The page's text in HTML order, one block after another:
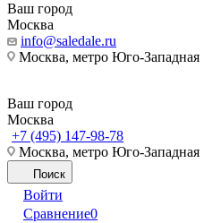
Ваш город
Москва
info@saledale.ru
Москва, метро Юго-Западная
Ваш город
Москва
+7 (495) 147-98-78
Москва, метро Юго-Западная
Поиск
Войти
Сравнение0